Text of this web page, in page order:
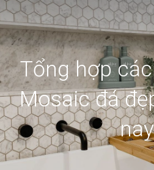
Tổng hợp
Mosaic đá
nay